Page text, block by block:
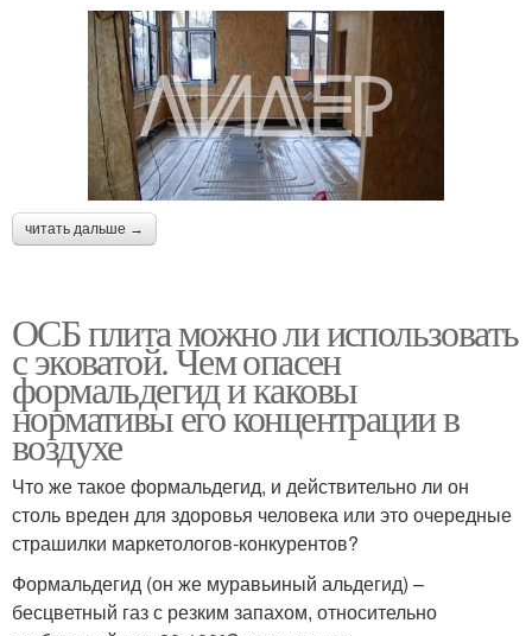
читать дальше →
ОСБ плита можно ли использовать
с эковатой. Чем опасен
формальдегид и каковы
нормативы его концентрации в
воздухе
Что же такое формальдегид, и действительно ли он
столь вреден для здоровья человека или это очередные
страшилки маркетологов-конкурентов?
Формальдегид (он же муравьиный альдегид) –
бесцветный газ с резким запахом, относительно